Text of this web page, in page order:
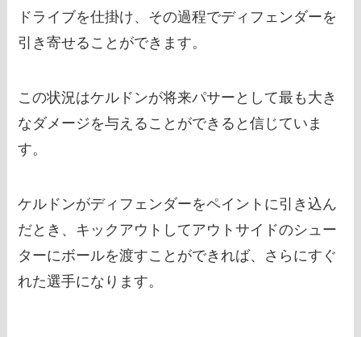
ドライブを仕掛け、その過程でディフェンダーを
引き寄せることができます。
この状況はケルドンが将来パサーとして最も大き
なダメージを与えることができると信じていま
す。
ケルドンがディフェンダーをペイントに引き込ん
だとき、キックアウトしてアウトサイドのシュー
ターにボールを渡すことができれば、さらにすぐ
れた選手になります。